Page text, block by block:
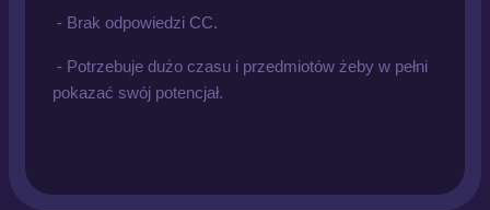
- Brak odpowiedzi CC.
- Potrzebuje dużo czasu i przedmiotów żeby w pełni
pokazać swój potencjał.